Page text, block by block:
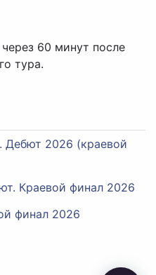
60 минут после
тура.
Дебют 2026 (краевой
Краевой финал 2026
финал 2026